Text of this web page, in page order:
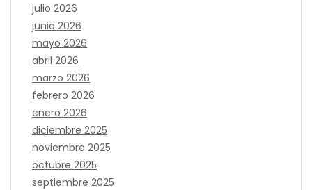
julio 2026
junio 2026
mayo 2026
abril 2026
marzo 2026
febrero 2026
enero 2026
diciembre 2025
noviembre 2025
octubre 2025
septiembre 2025